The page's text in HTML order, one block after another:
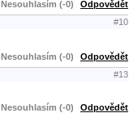
Nesouhlasím (-0) Odpovědět
#10
Nesouhlasím (-0) Odpovědět
#13
Nesouhlasím (-0) Odpovědět